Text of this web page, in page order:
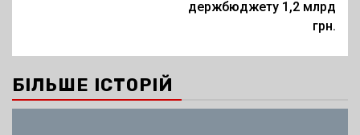
держбюджету 1,2 млрд
грн.
БІЛЬШЕ ІСТОРІЙ